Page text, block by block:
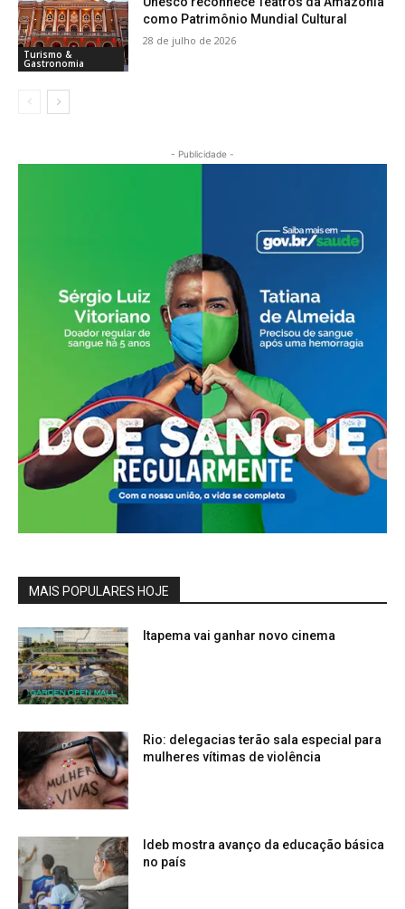
Turismo &
Gastronomia
como Patrimônio Mundial Cultural
28 de julho de 2026
- Publicidade -
MAIS POPULARES HOJE
Itapema vai ganhar novo cinema
Rio: delegacias terão sala especial para
mulheres vítimas de violência
Ideb mostra avanço da educação básica
no país